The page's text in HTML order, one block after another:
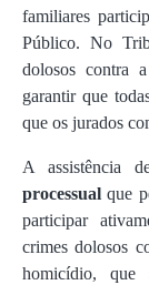
familiares
Público. No
dolosos contra
garantir que
que os jurados
A assistência
processual que
participar
crimes dolosos
homicídio,